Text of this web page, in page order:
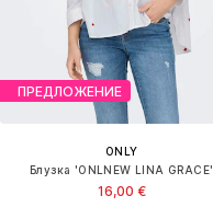
ПРЕДЛОЖЕНИЕ
ONLY
Блузка 'ONLNEW LINA GRACE'
16,00 €